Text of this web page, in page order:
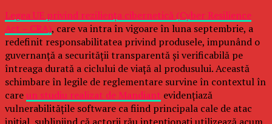
Legea UE privind reziliența cibernetică (Cyber Resilience
Act – CRA), care va intra în vigoare în luna septembrie, a
redefinit responsabilitatea privind produsele, impunând o
guvernanță a securității transparentă și verificabilă pe
întreaga durată a ciclului de viață al produsului. Această
schimbare în legile de reglementare survine în contextul în
careun studiu realizat de Mandiant evidențiază
vulnerabilitățile software ca fiind principala cale de atac